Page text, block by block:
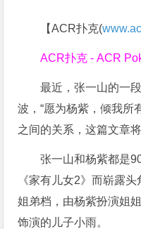
【ACR扑克(
ACR扑克 - ACR
最近，张一山的一
波，“愿为杨紫，倾我所
之间的关系，这篇文章
张一山和杨紫都是
《家有儿女2》而崭露
姐弟档，由杨紫扮演姐
饰演的儿子小雨。